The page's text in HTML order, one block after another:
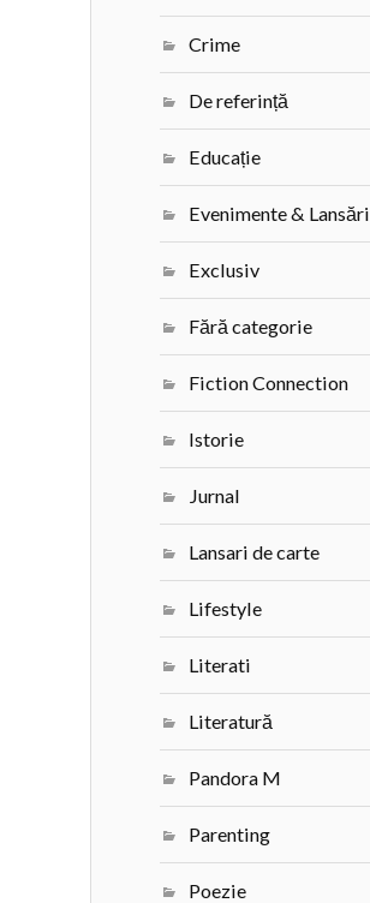
Crime
De referință
Educație
Evenimente & Lansări
Exclusiv
Fără categorie
Fiction Connection
Istorie
Jurnal
Lansari de carte
Lifestyle
Literati
Literatură
Pandora M
Parenting
Poezie